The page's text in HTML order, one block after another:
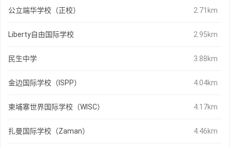
公立端华学校（正校） 2.71km
Liberty自由国际学校 2.95km
民生中学 3.88km
金边国际学校（ISPP） 4.04km
柬埔寨世界国际学校（WISC） 4.17km
扎曼国际学校（Zaman） 4.46km